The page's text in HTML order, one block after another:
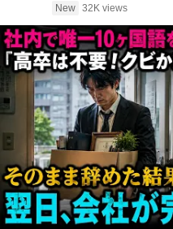
New 32K views